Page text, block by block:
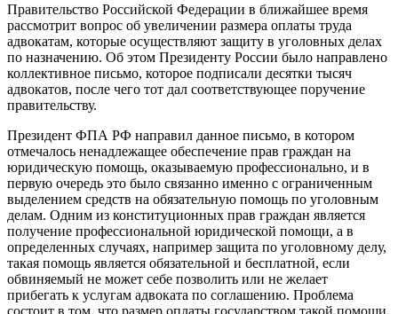
Правительство Российской Федерации в ближайшее время
рассмотрит вопрос об увеличении размера оплаты труда
адвокатам, которые осуществляют защиту в уголовных делах
по назначению. Об этом Президенту России было направлено
коллективное письмо, которое подписали десятки тысяч
адвокатов, после чего тот дал соответствующее поручение
правительству.
Президент ФПА РФ направил данное письмо, в котором
отмечалось ненадлежащее обеспечение прав граждан на
юридическую помощь, оказываемую профессионально, и в
первую очередь это было связанно именно с ограниченным
выделением средств на обязательную помощь по уголовным
делам. Одним из конституционных прав граждан является
получение профессиональной юридической помощи, а в
определенных случаях, например защита по уголовному делу,
такая помощь является обязательной и бесплатной, если
обвиняемый не может себе позволить или не желает
прибегать к услугам адвоката по соглашению. Проблема
состоит в том, что размер оплаты государством такой помощи